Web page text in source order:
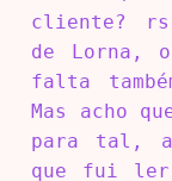
cliente?
de Lorna,
falta
Mas acho
para tal,
que fui